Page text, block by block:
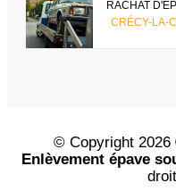
RACHAT
CRÉCY-LA-
© Copyright
Enlèvement épave